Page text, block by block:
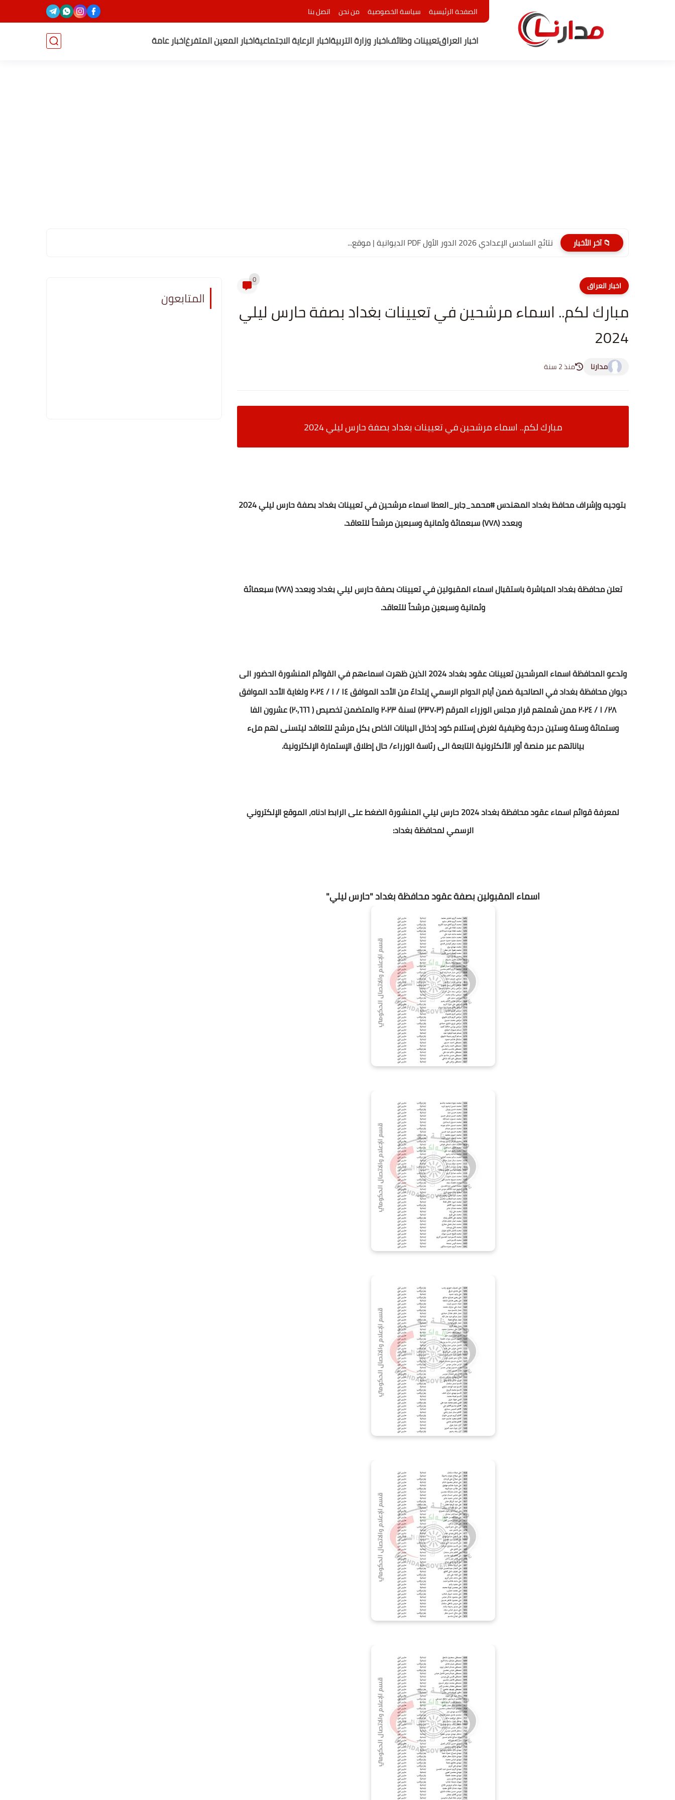
الصفحة الرئيسية سياسة الخصوصية من نحن اتصل بنا
اخبار العراقتعيينات وظائفاخبار وزارة التربيةاخبار الرعاية الاجتماعيةاخبار المعين المتفرغاخبار عامة
📁 آخر الأخبار نتائج السادس الإعدادي 2026 الدور الأول PDF الديوانية | موقع...
اخبار العراق 0
مبارك لكم.. اسماء مرشحين في تعيينات بغداد بصفة حارس ليلي
2024
مدارنا منذ 2 سنة
مبارك لكم.. اسماء مرشحين في تعيينات بغداد بصفة حارس ليلي 2024
بتوجيه وإشراف محافظ بغداد المهندس #محمد_جابر_العطا اسماء مرشحين في تعيينات بغداد بصفة حارس ليلي 2024
وبعدد (٧٧٨) سبعمائة وثمانية وسبعين مرشحاً للتعاقد.
تعلن محافظة بغداد المباشرة باستقبال اسماء المقبولين في تعيينات بصفة حارس ليلي بغداد وبعدد (٧٧٨) سبعمائة
وثمانية وسبعين مرشحاً للتعاقد.
وتدعو المحافظة اسماء المرشحين تعيينات عقود بغداد 2024 الذين ظهرت اسماءهم في القوائم المنشورة الحضور الى
ديوان محافظة بغداد في الصالحية ضمن أيام الدوام الرسمي إبتداءً من الأحد الموافق ١٤ / ١ / ٢٠٢٤ ولغاية الأحد الموافق
٢٨/ ١ / ٢٠٢٤ ممن شملهم قرار مجلس الوزراء المرقم (٢٣٧٠٣) لسنة ٢٠٢٣ والمتضمن تخصيص ( ٢٠,٦٦٦) عشرون الفا
وستمائة وستة وستين درجة وظيفية لغرض إستلام كود إدخال البيانات الخاص بكل مرشح للتعاقد ليتسنى لهم ملء
بياناتهم عبر منصة أور الألكترونية التابعة الى رئاسة الوزراء/ حال إطلاق الإستمارة الإلكترونية.
لمعرفة قوائم اسماء عقود محافظة بغداد 2024 حارس ليلي المنشورة الضغط على الرابط ادناه، الموقع الإلكتروني
الرسمي لمحافظة بغداد:
اسماء المقبولين بصفة عقود محافظة بغداد "حارس ليلي"
المتابعون